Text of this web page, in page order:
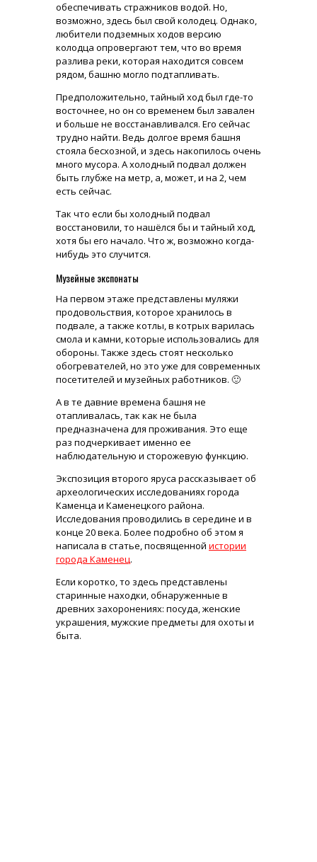
обеспечивать стражников водой. Но,
возможно, здесь был свой колодец. Однако,
любители подземных ходов версию
колодца опровергают тем, что во время
разлива реки, которая находится совсем
рядом, башню могло подтапливать.
Предположительно, тайный ход был где-то
восточнее, но он со временем был завален
и больше не восстанавливался. Его сейчас
трудно найти. Ведь долгое время башня
стояла бесхозной, и здесь накопилось очень
много мусора. А холодный подвал должен
быть глубже на метр, а, может, и на 2, чем
есть сейчас.
Так что если бы холодный подвал
восстановили, то нашёлся бы и тайный ход,
хотя бы его начало. Что ж, возможно когда-
нибудь это случится.
Музейные экспонаты
На первом этаже представлены муляжи
продовольствия, которое хранилось в
подвале, а также котлы, в котрых варилась
смола и камни, которые использовались для
обороны. Также здесь стоят несколько
обогревателей, но это уже для современных
посетителей и музейных работников. 🙂
А в те давние времена башня не
отапливалась, так как не была
предназначена для проживания. Это еще
раз подчеркивает именно ее
наблюдательную и сторожевую функцию.
Экспозиция второго яруса рассказывает об
археологических исследованиях города
Каменца и Каменецкого района.
Исследования проводились в середине и в
конце 20 века. Более подробно об этом я
написала в статье, посвященной истории
города Каменец.
Если коротко, то здесь представлены
старинные находки, обнаруженные в
древних захоронениях: посуда, женские
украшения, мужские предметы для охоты и
быта.